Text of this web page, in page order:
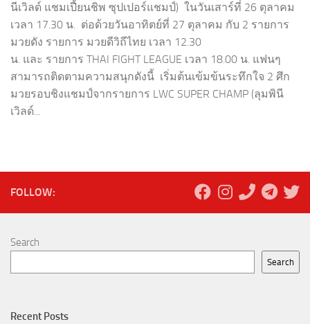
นีเวิลด์ แชมเปี้ยนชิพ ซุปเปอร์แชมป์) ในวันเสาร์ที่ 26 ตุลาคม
เวลา 17.30 น. ต่อด้วยวันอาทิตย์ที่ 27 ตุลาคม กับ 2 รายการ
มวยดัง รายการ มวยดีวิถีไทย เวลา 12.30
น. และ รายการ THAI FIGHT LEAGUE เวลา 18.00 น. แฟนๆ
สามารถติดตามความสนุกดังนี้ เริ่มต้นเข้มข้นระทึกใจ 2 ศึก
มวยรอบชิงแชมป์จากรายการ LWC SUPER CHAMP (ลุมพินี
เวิลด์...
FOLLOW:
Search
Search
Recent Posts